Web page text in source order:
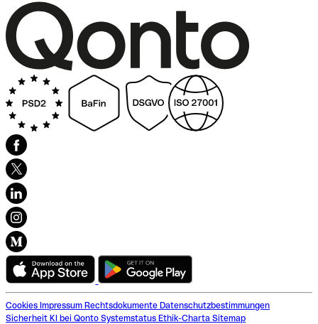
Cookies Impressum Rechtsdokumente Datenschutzbestimmungen
Sicherheit KI bei Qonto Systemstatus Ethik-Charta Sitemap